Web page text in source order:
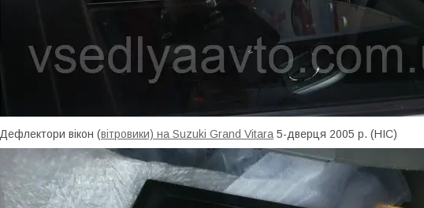
Дефлектори вікон (вітровики) на Suzuki Grand Vitara 5-дверця 2005 р. (HIC)